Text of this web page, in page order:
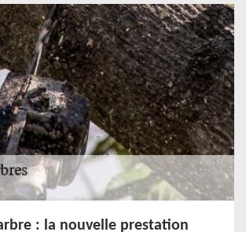
: la nouvelle prestation